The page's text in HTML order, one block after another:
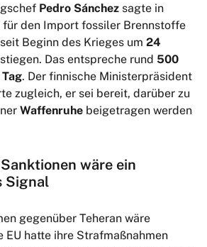
Pedro Sánchez sagte in
für den Import fossiler Brennstoffe
Beginn des Krieges um 24
Das entspreche rund 500
. Der finnische Ministerpräsident
zugleich, er sei bereit, darüber zu
Waffenruhe beigetragen werden
wäre ein
Signal
gegenüber Teheran wäre
EU hatte ihre Strafmaßnahmen